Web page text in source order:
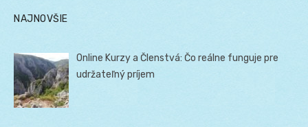
NAJNOVŠIE
Online Kurzy a Členstvá: Čo reálne funguje pre
udržateľný príjem